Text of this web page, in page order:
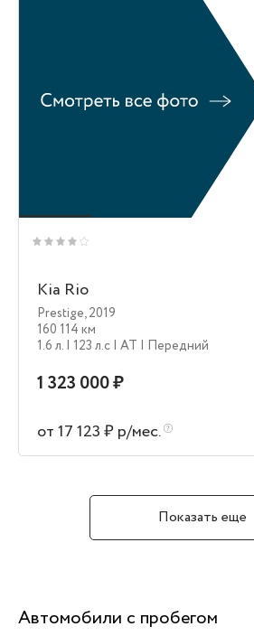
Kia Rio
Prestige,2019
160 114 км
1.6 л. | 123 л.c | AT | Передний
1 323 000 ₽
от 17 123 ₽ р/мес.
Показать еще
Автомобили с пробегом